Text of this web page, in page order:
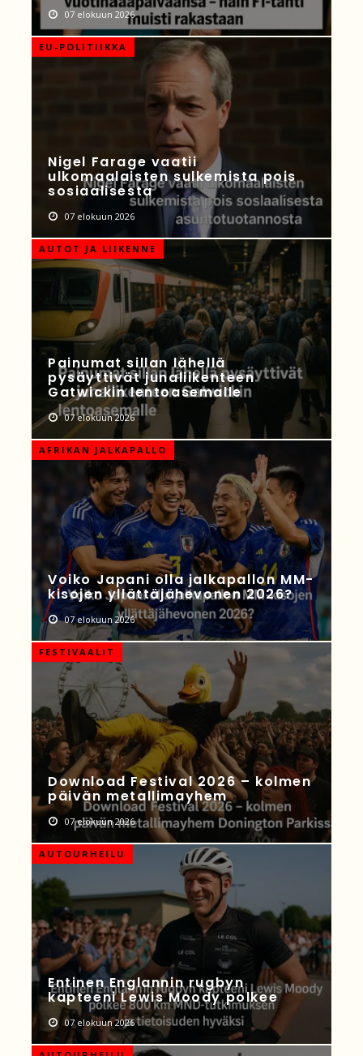
07 elokuun 2026
EU-POLITIIKKA
Nigel Farage vaatii
ulkomaalaisten sulkemista pois
sosiaalisesta
07 elokuun 2026
AUTOT JA LIIKENNE
Painumat sillan lähellä
pysäyttivät junaliikenteen
Gatwickin lentoasemalle
07 elokuun 2026
AFRIKAN JALKAPALLO
Voiko Japani olla jalkapallon MM-
kisojen yllättäjähevonen 2026?
07 elokuun 2026
FESTIVAALIT
Download Festival 2026 – kolmen
päivän metallimayhem
07 elokuun 2026
AUTOURHEILU
Entinen Englannin rugbyn
kapteeni Lewis Moody polkee
07 elokuun 2026